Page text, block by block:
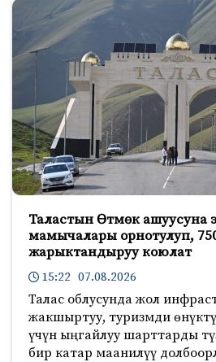
Таластын Өтмөк ашуусуна
мамычалары орнотулуп,
жарыктандыруу коюлат
15:22 07.08.2026
Талас облусунда жол
жакшыртуу, туризмди
үчүн ыңгайлуу шарттарды
бир катар маанилүү